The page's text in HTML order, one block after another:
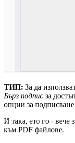
ТИП: За да
Бърз подпис за
опции за
И така, ето го - вече
към PDF файлове.